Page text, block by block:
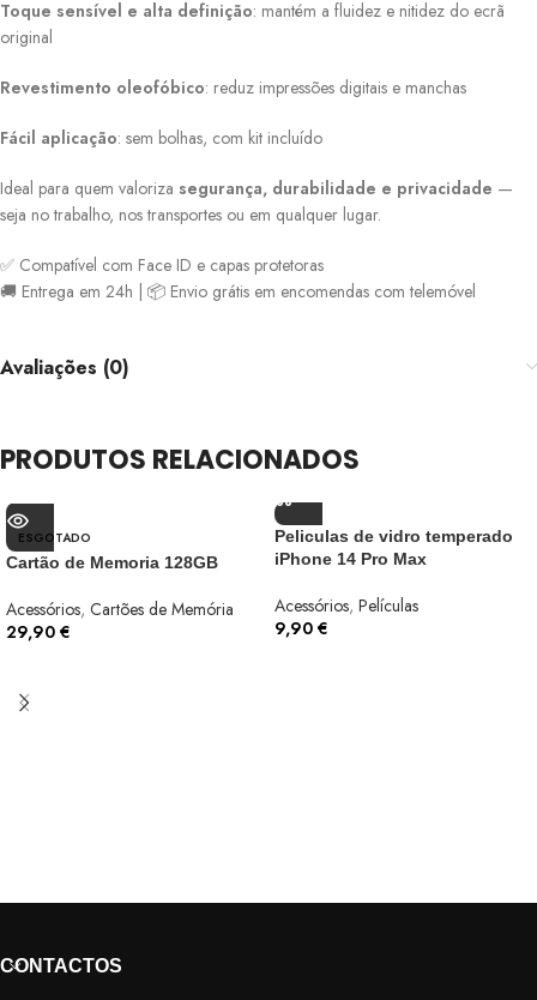
Toque sensível e alta definição: mantém a fluidez e nitidez do ecrã
original
Revestimento oleofóbico: reduz impressões digitais e manchas
Fácil aplicação: sem bolhas, com kit incluído
Ideal para quem valoriza segurança, durabilidade e privacidade —
seja no trabalho, nos transportes ou em qualquer lugar.
✅ Compatível com Face ID e capas protetoras
🚚 Entrega em 24h | 📦 Envio grátis em encomendas com telemóvel
Avaliações (0)
PRODUTOS RELACIONADOS
ESGOTADO
Cartão de Memoria 128GB
Acessórios, Cartões de Memória
29,90 €
Peliculas de vidro temperado
iPhone 14 Pro Max
Acessórios, Películas
9,90 €
CONTACTOS